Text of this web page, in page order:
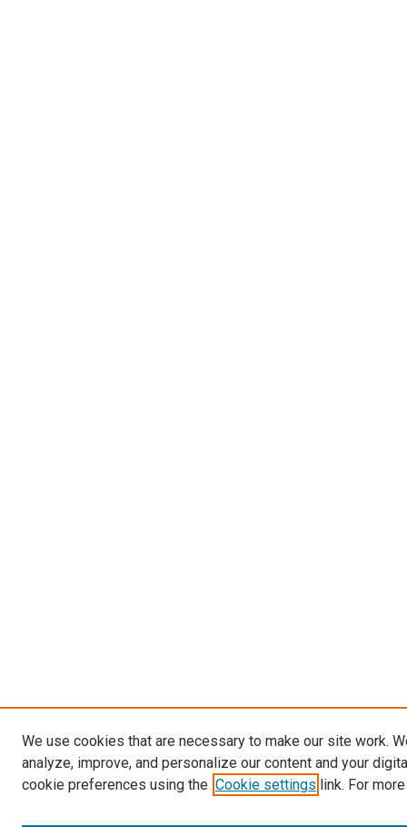
We use cookies that are necessary to make our site work.
analyze, improve, and personalize our content and your
cookie preferences using the Cookie settings link. For